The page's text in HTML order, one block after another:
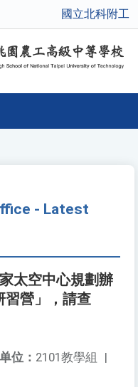
國立北科附工
- Latest
太空中心規劃辦
習營」，請查
位： 2101教學組 |